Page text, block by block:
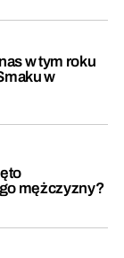
w tym roku
w
mężczyzny?